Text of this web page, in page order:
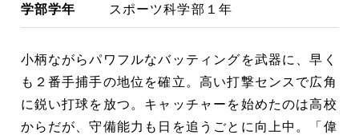
学部学年 スポーツ科学部１年
小柄ながらパワフルなバッティングを武器に、早く
も２番手捕手の地位を確立。高い打撃センスで広角
に鋭い打球を放つ。キャッチャーを始めたのは高校
からだが、守備能力も日を追うごとに向上中。「偉